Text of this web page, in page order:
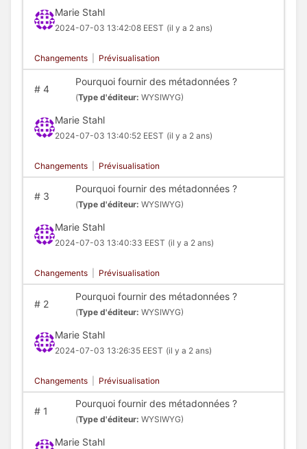
Marie Stahl
2024-07-03 13:42:08 EEST (il y a 2 ans)
Changements Prévisualisation
#4
Pourquoi fournir des métadonnées ?
(Type d'éditeur: WYSIWYG)
Marie Stahl
2024-07-03 13:40:52 EEST (il y a 2 ans)
Changements Prévisualisation
#3
Pourquoi fournir des métadonnées ?
(Type d'éditeur: WYSIWYG)
Marie Stahl
2024-07-03 13:40:33 EEST (il y a 2 ans)
Changements Prévisualisation
#2
Pourquoi fournir des métadonnées ?
(Type d'éditeur: WYSIWYG)
Marie Stahl
2024-07-03 13:26:35 EEST (il y a 2 ans)
Changements Prévisualisation
#1
Pourquoi fournir des métadonnées ?
(Type d'éditeur: WYSIWYG)
Marie Stahl